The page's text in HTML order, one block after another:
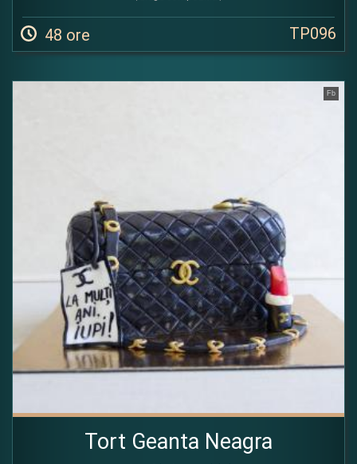
48 ore TP096
Fb
Tort Geanta Neagra